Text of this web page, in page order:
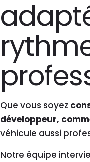
Que vous soyez
développeur,
véhicule aussi
Notre équipe